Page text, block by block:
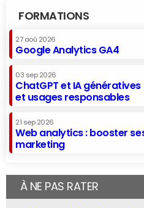
FORMATIONS
27 aoû 2026
Google Analytics GA4
03 sep 2026
ChatGPT et IA
et usages responsables
21 sep 2026
Web analytics : booster
marketing
À NE PAS RATER